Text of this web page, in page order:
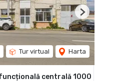
Tur virtual Harta
Next
centrală 1000